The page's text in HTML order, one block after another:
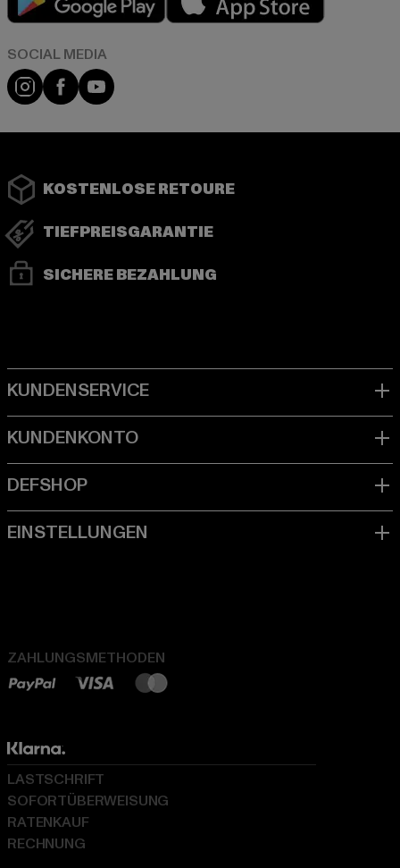
Instagram
FacebookYouTube
KOSTENLOSE RETOURE
TIEFPREISGARANTIE
SICHERE BEZAHLUNG
ZAHLUNGSMETHODEN
LASTSCHRIFT
SOFORTÜBERWEISUNG
RATENKAUF
RECHNUNG